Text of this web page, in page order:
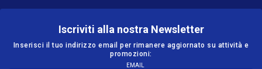
Iscriviti alla nostra Newsletter
Inserisci il tuo indirizzo email per rimanere aggiornato su attività e
promozioni:
EMAIL